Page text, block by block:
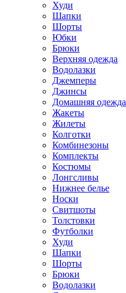
Худи
Шапки
Шорты
Юбки
Брюки
Верхняя одежда
Водолазки
Джемперы
Джинсы
Домашняя одежда
Жакеты
Жилеты
Колготки
Комбинезоны
Комплекты
Костюмы
Лонгсливы
Нижнее белье
Носки
Свитшоты
Толстовки
Футболки
Худи
Шапки
Шорты
Брюки
Водолазки